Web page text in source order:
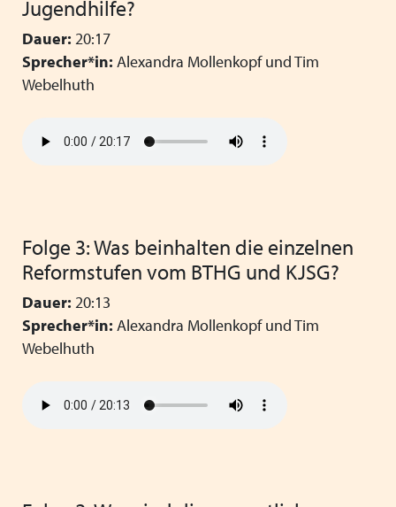
Jugendhilfe?
Dauer: 20:17
Sprecher*in: Alexandra Mollenkopf und Tim
Webelhuth
Folge 3: Was beinhalten die einzelnen
Reformstufen vom BTHG und KJSG?
Dauer: 20:13
Sprecher*in: Alexandra Mollenkopf und Tim
Webelhuth